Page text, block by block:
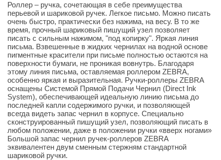
Роллер – ручка, сочетающая в себе преимущества
перьевой и шариковой ручек. Легкое письмо. Можно писать
очень быстро, практически без нажима, на весу. В то же
время, прочный шариковый пишущий узел позволяет
писать с сильным нажимом, "под копирку". Яркая линия
письма. Взвешенные в жидких чернилах на водной основе
пигментные красители при письме полностью остаются на
поверхности бумаги, не проникая вовнутрь. Благодаря
этому линия письма, оставляемая роллером ZEBRA,
особенно яркая и выразительная. Ручки-роллеры ZEBRA
оснащены Системой Прямой Подачи Чернил (Direct Ink
System), обеспечивающей идеальную линию письма до
последней капли содержимого ручки, и позволяющей
всегда видеть запас чернил в корпусе. Специально
сконструированный пишущий узел, позволяющий писать в
любом положении, даже в положении ручки «вверх ногами»
Большой запас чернил ручек-роллеров ZEBRA
эквивалентен двум сменным стержням стандартной
шариковой ручки.